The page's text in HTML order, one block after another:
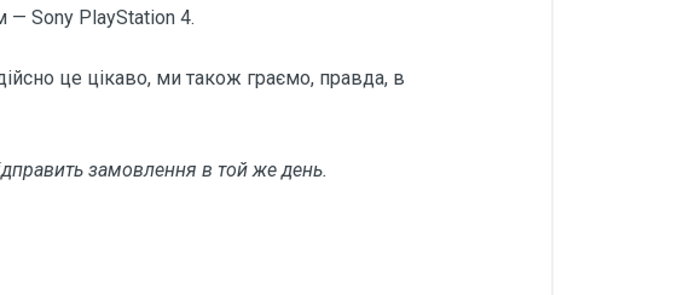
— Sony PlayStation 4.
це цікаво, ми також граємо, правда, в
замовлення в той же день.